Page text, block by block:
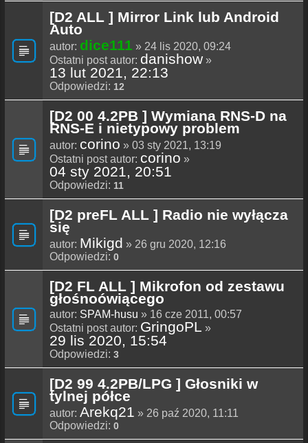
[D2 ALL ] Mirror Link lub Android
Auto
autor: dice111 » 24 lis 2020, 09:24
Ostatni post autor: danishow »
13 lut 2021, 22:13
Odpowiedzi: 12
[D2 00 4.2PB ] Wymiana RNS-D na
RNS-E i nietypowy problem
autor: corino » 03 sty 2021, 13:19
Ostatni post autor: corino »
04 sty 2021, 20:51
Odpowiedzi: 11
[D2 preFL ALL ] Radio nie wyłącza
się
autor: Mikigd » 26 gru 2020, 12:16
Odpowiedzi: 0
[D2 FL ALL ] Mikrofon od zestawu
głośnoówiącego
autor: SPAM-husu » 16 cze 2011, 00:57
Ostatni post autor: GringoPL »
29 lis 2020, 15:54
Odpowiedzi: 3
[D2 99 4.2PB/LPG ] Głosniki w
tylnej półce
autor: Arekq21 » 26 paź 2020, 11:11
Odpowiedzi: 0